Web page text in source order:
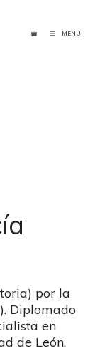
MENÚ
por la
Diplomado
en
de León.